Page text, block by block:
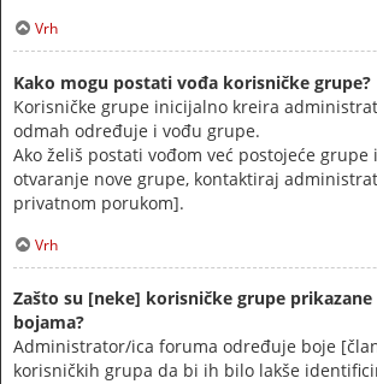
Vrh
Kako mogu postati vođa korisničke grupe?
Korisničke grupe inicijalno kreira
odmah određuje i vođu grupe.
Ako želiš postati vođom već postojeće grupe
otvaranje nove grupe, kontaktiraj
privatnom porukom].
Vrh
Zašto su [neke] korisničke grupe
bojama?
Administrator/ica foruma određuje boje
korisničkih grupa da bi ih bilo lakše